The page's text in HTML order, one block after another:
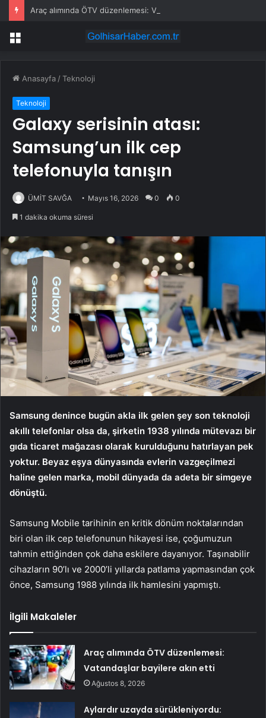
Menü
Anasayfa /Teknoloji
Teknoloji
Galaxy serisinin atası:
Samsung’un ilk cep
telefonuyla tanışın
ÜMİT SAVĞA Mayıs 16, 2026 0 0
1 dakika okuma süresi
Samsung denince bugün akla ilk gelen şey son teknoloji
akıllı telefonlar olsa da, şirketin 1938 yılında mütevazı bir
gıda ticaret mağazası olarak kurulduğunu hatırlayan pek
yoktur. Beyaz eşya dünyasında evlerin vazgeçilmezi
haline gelen marka, mobil dünyada da adeta bir simgeye
dönüştü.
Samsung Mobile tarihinin en kritik dönüm noktalarından
biri olan ilk cep telefonunun hikayesi ise, çoğumuzun
tahmin ettiğinden çok daha eskilere dayanıyor. Taşınabilir
cihazların 90’lı ve 2000’li yıllarda patlama yapmasından çok
önce, Samsung 1988 yılında ilk hamlesini yapmıştı.
İlgili Makaleler
Araç alımında ÖTV düzenlemesi:
Vatandaşlar bayilere akın etti
Ağustos 8, 2026
Aylardır uzayda sürükleniyordu: